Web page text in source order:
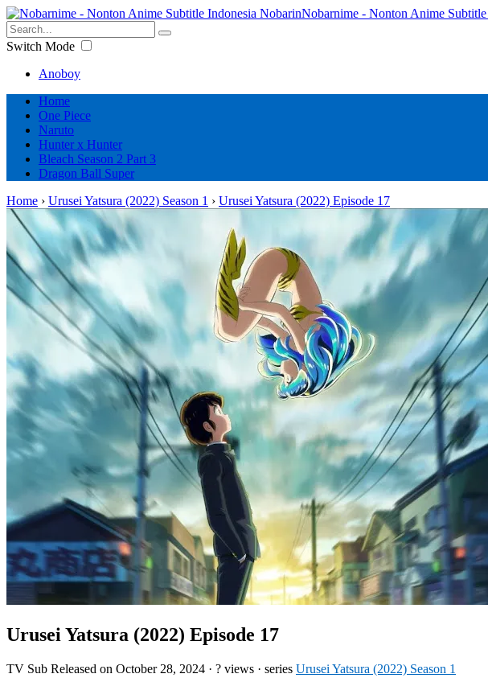
Nobarnime - Nonton Anime
Switch Mode
Anoboy
Home
One Piece
Naruto
Hunter x Hunter
Bleach Season 2 Part 3
Dragon Ball Super
Home › Urusei Yatsura (2022) Season 1 › Urusei Yatsura (2022) Episode 17
Urusei Yatsura (2022) Episode 17
TV Sub Released on October 28, 2024 · ? views · series Urusei Yatsura (2022) Season 1